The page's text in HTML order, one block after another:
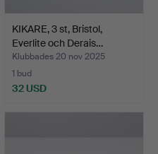
KIKARE, 3 st, Bristol,
Everlite och Derais…
Klubbades 20 nov 2025
1 bud
32 USD